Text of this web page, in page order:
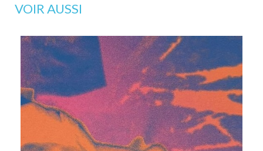
VOIR AUSSI